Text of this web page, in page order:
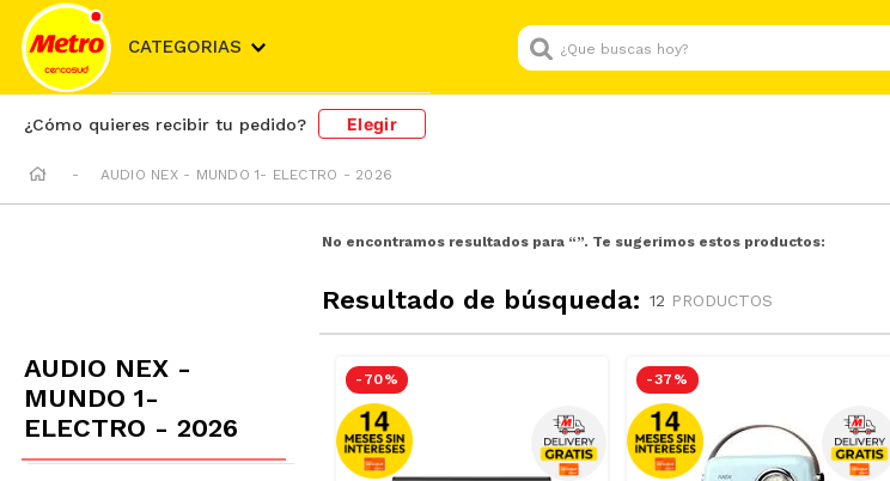
CATEGORIAS
¿Que buscas hoy?
¿Cómo quieres recibir tu pedido? Elegir
AUDIO NEX - MUNDO 1- ELECTRO - 2026
No encontramos resultados para “”. Te sugerimos estos productos:
Resultado de búsqueda: 12 PRODUCTOS
AUDIO NEX -
MUNDO 1-
ELECTRO - 2026
- 70 % -37 %